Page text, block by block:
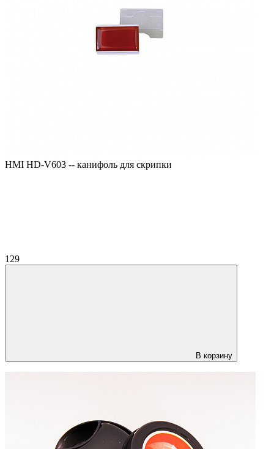
HMI HD-V603 -- канифоль для скрипки
129
В корзину